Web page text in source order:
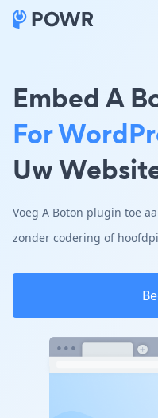
Embed A
For
Uw
Voeg A Boton plugin toe
zonder codering of